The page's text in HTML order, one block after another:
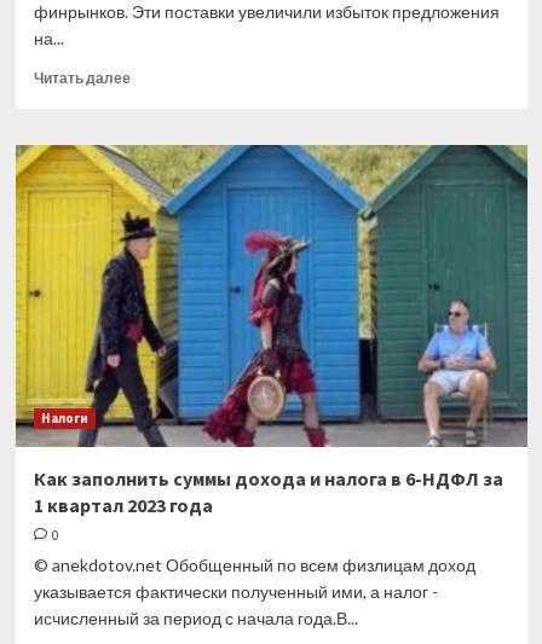
финрынков. Эти поставки увеличили избыток предложения
на...
Читать далееПрочитать
Reuters:
поставки
мазута
и
газойля
из
России
в
Сингапур
и
Малайзию
бьют
рекорды
Налоги
Как заполнить суммы дохода и налога в 6-НДФЛ за
1 квартал 2023 года
0
© anekdotov.net Обобщенный по всем физлицам доход
указывается фактически полученный ими, а налог -
исчисленный за период с начала года.В...